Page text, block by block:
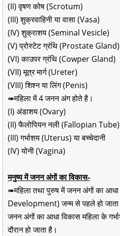
(II) वृषण कोष (Scrotum)
(III) शुक्रवाहिनी या वासा (Vasa)
(IV) शुक्राशय (Seminal Vesicle)
(V) प्रोस्टेट ग्रंथि (Prostate Gland)
(VI) काउपर ग्रंथि (Cowper Gland)
(VII) मूत्र मार्ग (Ureter)
(VIII) शिश्न या लिंग (Penis)
➠महिला में 4 जनन अंग होते है।
(I) अंडाशय (Ovary)
(II) फैलोपियन नली (Fallopian Tube)
(III) गर्भाशय (Uterus) या बच्चेदानी
(IV) योनी (Vagina)
मनुष्य में जनन अंगों का विकास-
➠महिला तथा पुरुष में जनन अंगों का
Development) जन्म से पहले हो जाता
जनन अंगों का आधा विकास महिला के
दौरान हो जाता है।